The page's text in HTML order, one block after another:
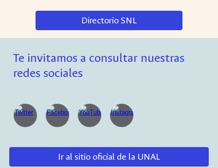
Directorio SNL
Te invitamos a consultar nuestras
redes sociales
Ir al sitio oficial de la UNAL